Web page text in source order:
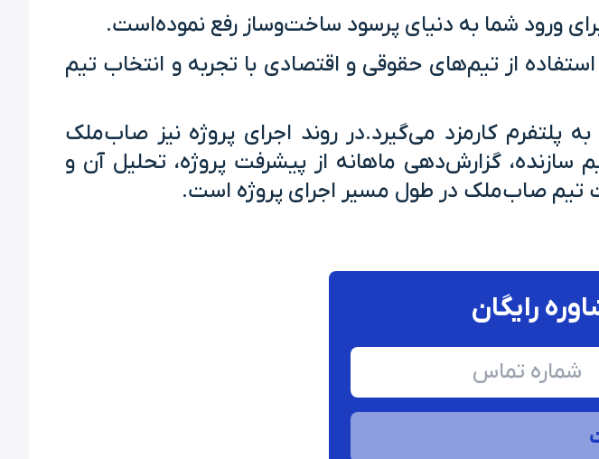
ورود شما به دنیای پرسود ساخت‌و‌ساز رفع نموده‌است.
از تیم‌های حقوقی و اقتصادی با تجربه و انتخاب تیم
کارمزد می‌گیرد.در روند اجرای پروژه نیز صاب‌ملک
گزارش‌دهی ماهانه از پیشرفت پروژه، تحلیل آن و
تیم صاب‌ملک در طول مسیر اجرای پروژه است.
رایگان